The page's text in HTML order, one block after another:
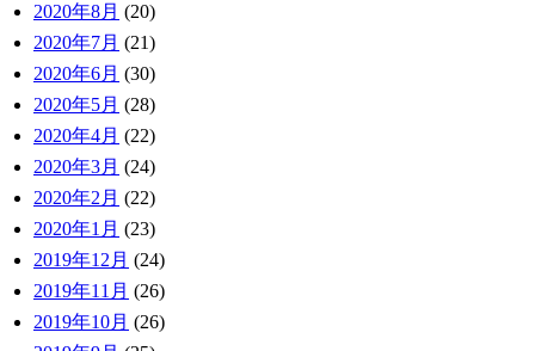
2020年8月 (20)
2020年7月 (21)
2020年6月 (30)
2020年5月 (28)
2020年4月 (22)
2020年3月 (24)
2020年2月 (22)
2020年1月 (23)
2019年12月 (24)
2019年11月 (26)
2019年10月 (26)